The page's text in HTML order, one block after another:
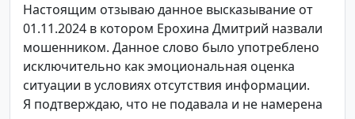
Настоящим отзываю данное высказывание от
01.11.2024 в котором Ерохина Дмитрий назвали
мошенником. Данное слово было употреблено
исключительно как эмоциональная оценка
ситуации в условиях отсутствия информации.
Я подтверждаю, что не подавала и не намерена